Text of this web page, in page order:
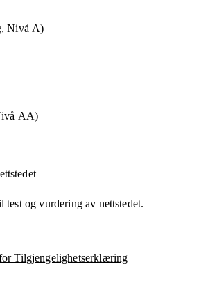
Nivå A)
AA)
og vurdering av nettstedet.
Tilgjengelighetserklæring